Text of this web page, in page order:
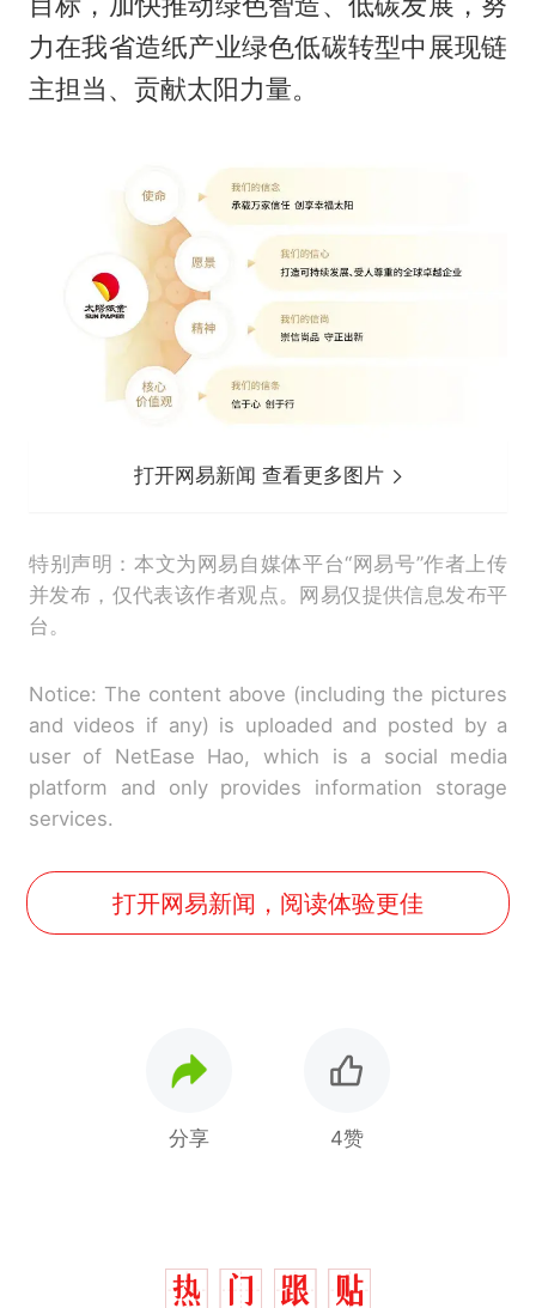
力在我省造纸产业绿色低碳转型中展现链
主担当、贡献太阳力量。
打开网易新闻 查看更多图片
特别声明：本文为网易自媒体平台“网易号”作者上传
并发布，仅代表该作者观点。网易仅提供信息发布平
台。
Notice: The content above (including the pictures
and videos if any) is uploaded and posted by a
user of NetEase Hao, which is a social media
platform and only provides information storage
services.
打开网易新闻，阅读体验更佳
分享 4赞